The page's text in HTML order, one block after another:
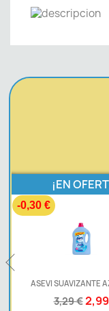
ASEVI SUAVIZANTE
3,29 €
¡EN
-0,30 €